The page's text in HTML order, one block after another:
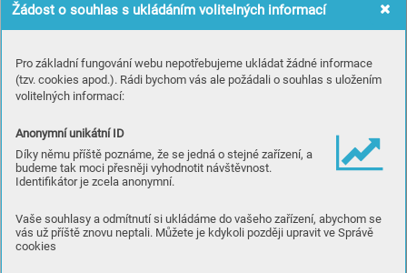
Žádost o souhlas s ukládáním volitelných informací
Pro základní fungování webu nepotřebujeme ukládat žádné informace
(tzv. cookies apod.). Rádi bychom vás ale požádali o souhlas s uložením
volitelných informací:
Anonymní unikátní ID
Díky němu příště poznáme, že se jedná o stejné zařízení, a
budeme tak moci přesněji vyhodnotit návštěvnost.
Identifikátor je zcela anonymní.
Vaše souhlasy a odmítnutí si ukládáme do vašeho zařízení, abychom se
vás už příště znovu neptali. Můžete je kdykoli později upravit ve Správě
cookies
rozhovory a profily, testy
vybavení, informace o
golfem. Spolupracuje s
prestižním britským titulem
asociace.
Obsah